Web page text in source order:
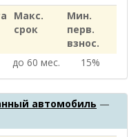
Макс.
срок
Мин.
перв.
взнос.
до 60 мес. 15%
автомобиль —